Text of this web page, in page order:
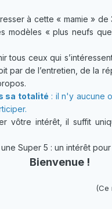
à cette « mamie »
modèles « plus neufs
tous ceux qui
par de l’entretien, de la
sa totalité : il n'y aucune
vôtre intérêt, il suffit
Super 5 : un intérêt
Bienvenue !
(Ce